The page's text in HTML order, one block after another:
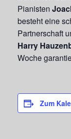
Pianisten
besteht eine
Partnerschaft
Harry
Woche
Zum